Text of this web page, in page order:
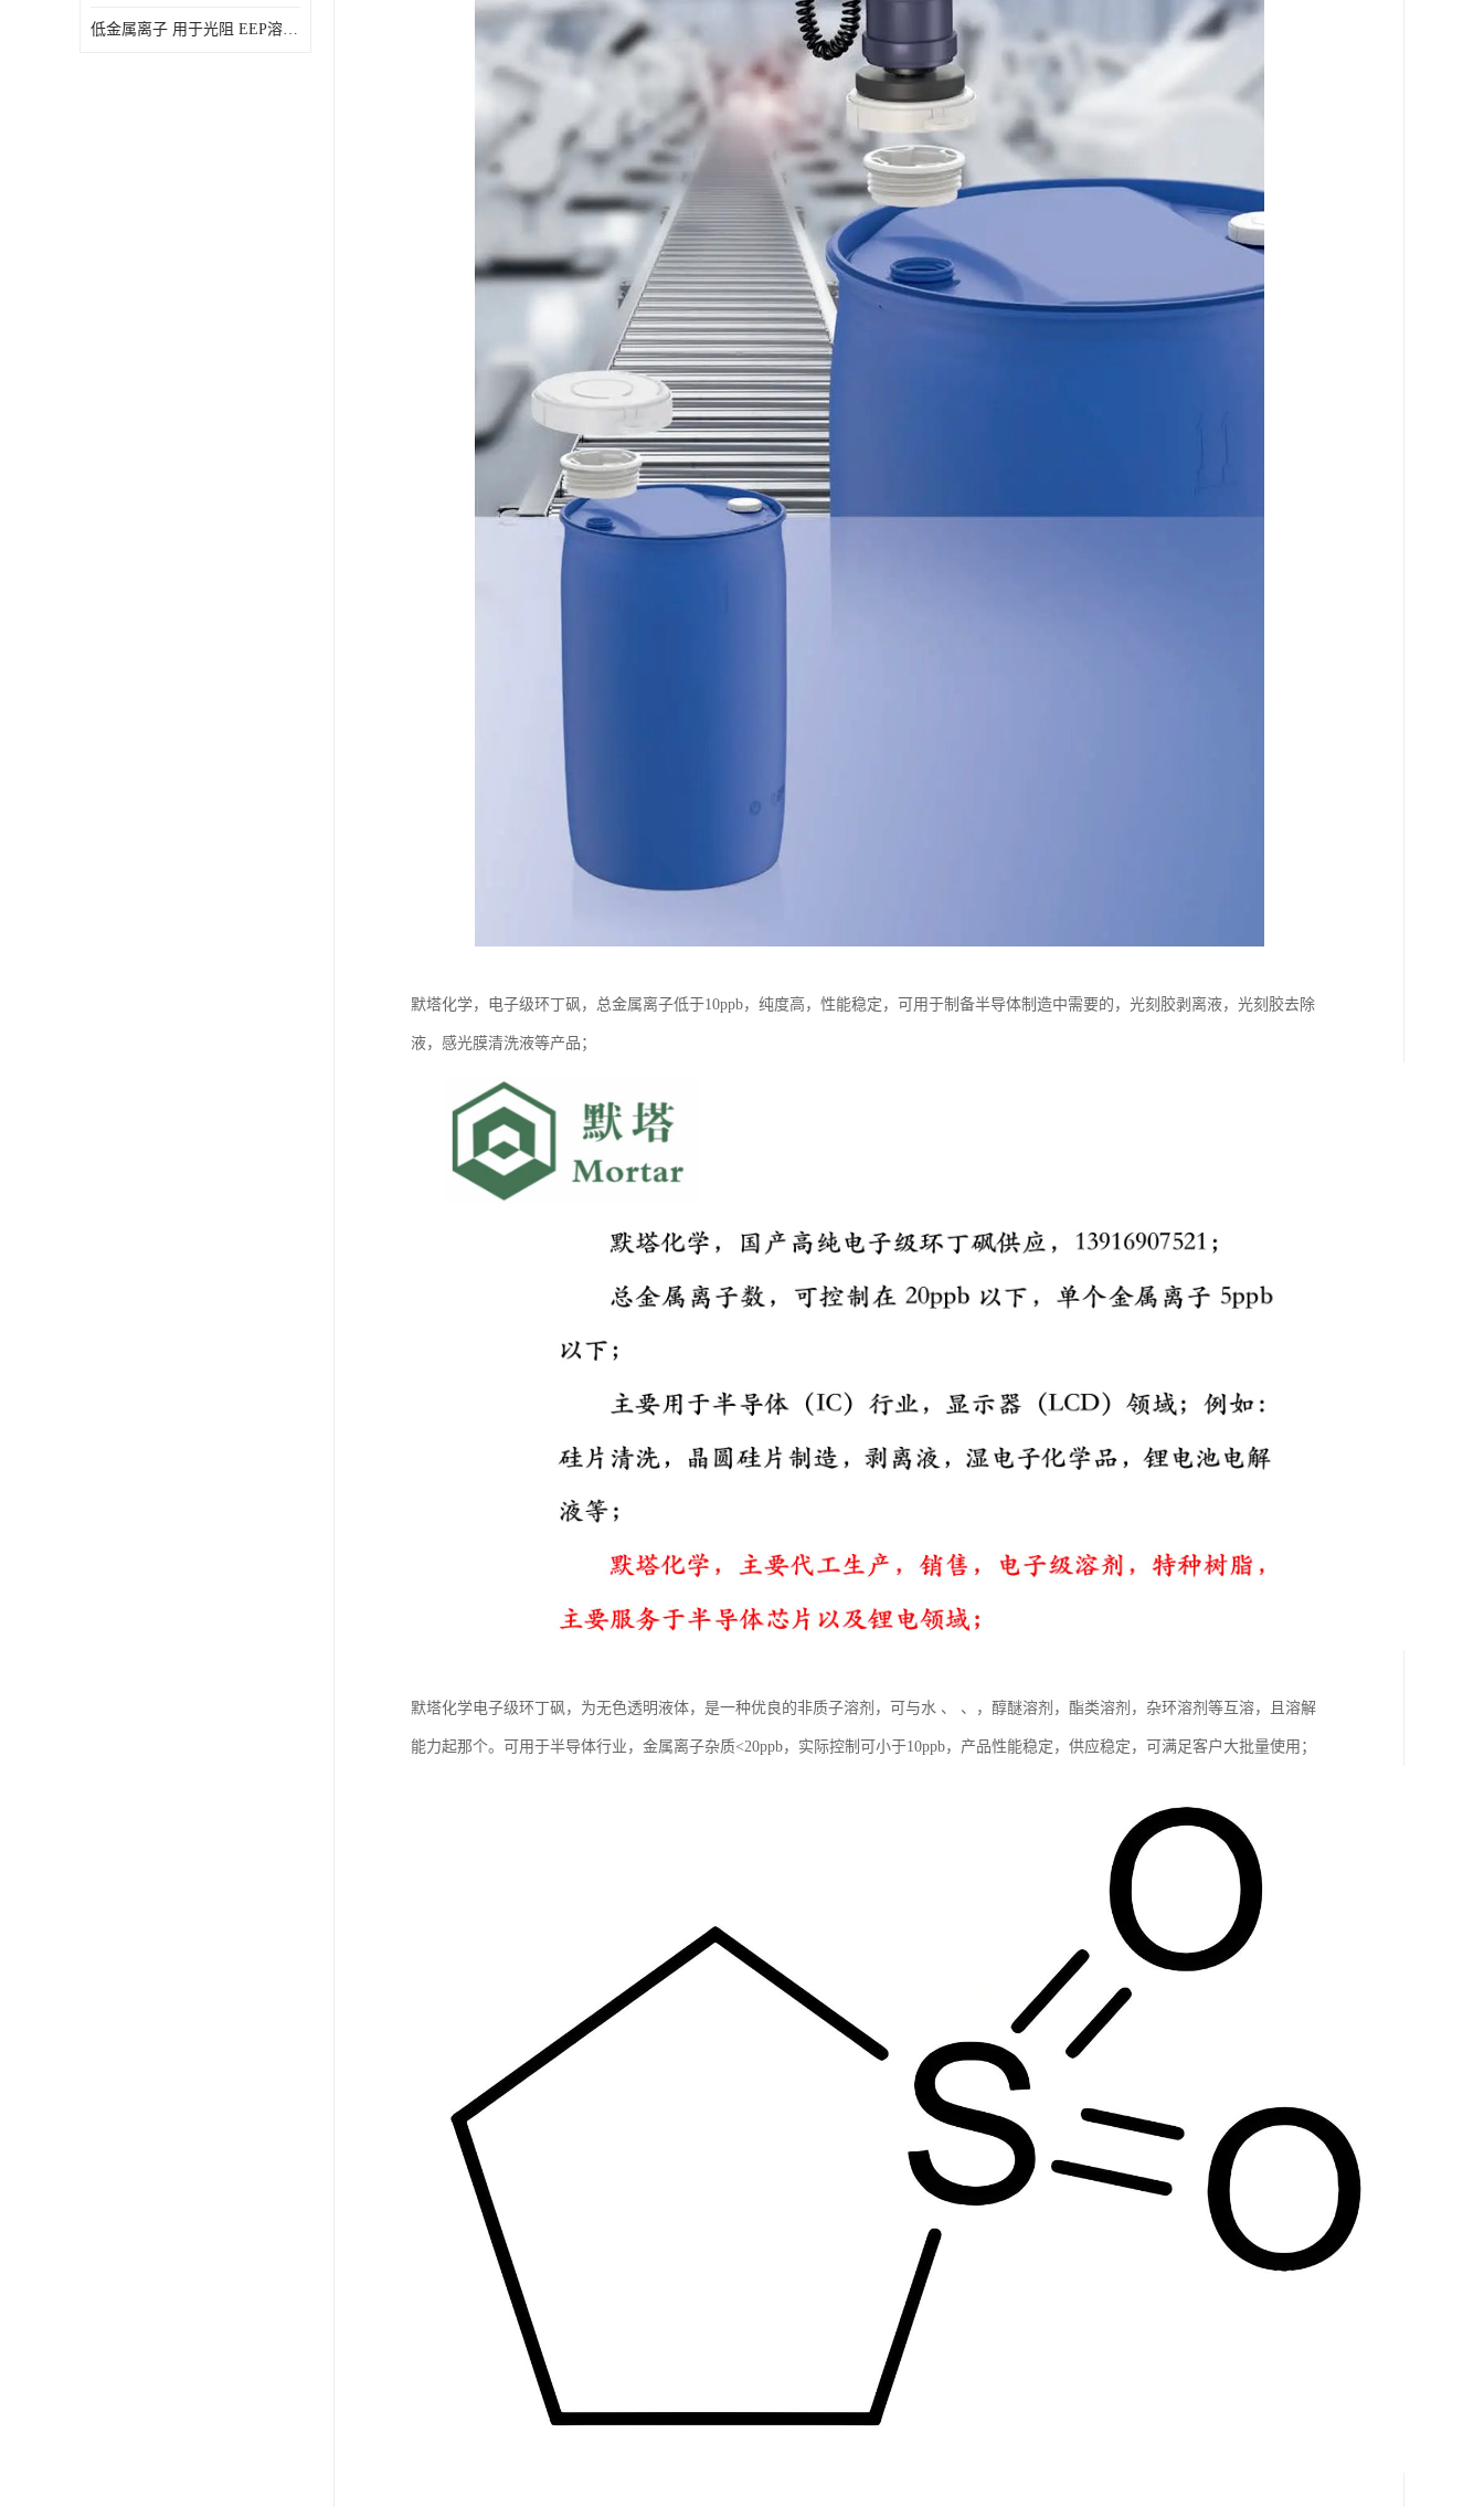
低金属离子 用于光阻 EEP溶剂电子级
默塔化学，电子级环丁砜，总金属离子低于10ppb，纯度高，性能稳定，可用于制备半导体制造中需要的，光刻胶剥离液，光刻胶去除
液，感光膜清洗液等产品；
默塔化学电子级环丁砜，为无色透明液体，是一种优良的非质子溶剂，可与水 、 、，醇醚溶剂，酯类溶剂，杂环溶剂等互溶，且溶解
能力起那个。可用于半导体行业，金属离子杂质<20ppb，实际控制可小于10ppb，产品性能稳定，供应稳定，可满足客户大批量使用；